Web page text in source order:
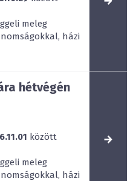
meleg
házi
hétvégén
között
meleg
házi